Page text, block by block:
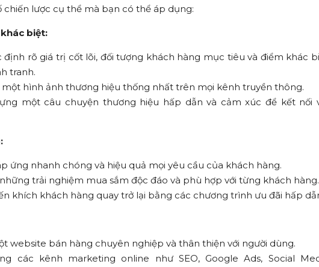
chiến lược cụ thể mà bạn có thể áp dụng:
biệt:
định rõ giá trị cốt lõi, đối tượng khách hàng mục tiêu và điểm khác
tranh.
hình ảnh thương hiệu thống nhất trên mọi kênh truyền thông.
một câu chuyện thương hiệu hấp dẫn và cảm xúc để kết nối
ứng nhanh chóng và hiệu quả mọi yêu cầu của khách hàng.
trải nghiệm mua sắm độc đáo và phù hợp với từng khách hàng.
khích khách hàng quay trở lại bằng các chương trình ưu đãi hấp
website bán hàng chuyên nghiệp và thân thiện với người dùng.
các kênh marketing online như SEO, Google Ads, Social